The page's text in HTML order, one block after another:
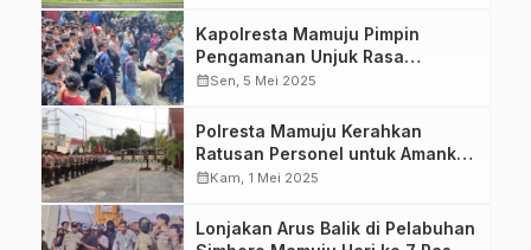
Kapolresta Mamuju Pimpin
Pengamanan Unjuk Rasa
Penolakan Tambang Pasir di
calendar_monthSen, 5 Mei 2025
Polresta Mamuju Kerahkan
Ratusan Personel untuk Amankan
May Day 2025
calendar_monthKam, 1 Mei 2025
Lonjakan Arus Balik di Pelabuhan